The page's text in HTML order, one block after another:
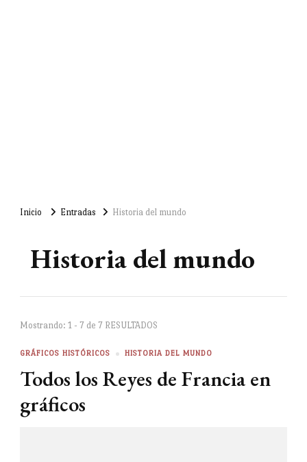
Inicio Entradas Historia del mundo
Historia del mundo
Mostrando: 1 - 7 de 7 RESULTADOS
GRÁFICOS HISTÓRICOS HISTORIA DEL MUNDO
Todos los Reyes de Francia en
gráficos